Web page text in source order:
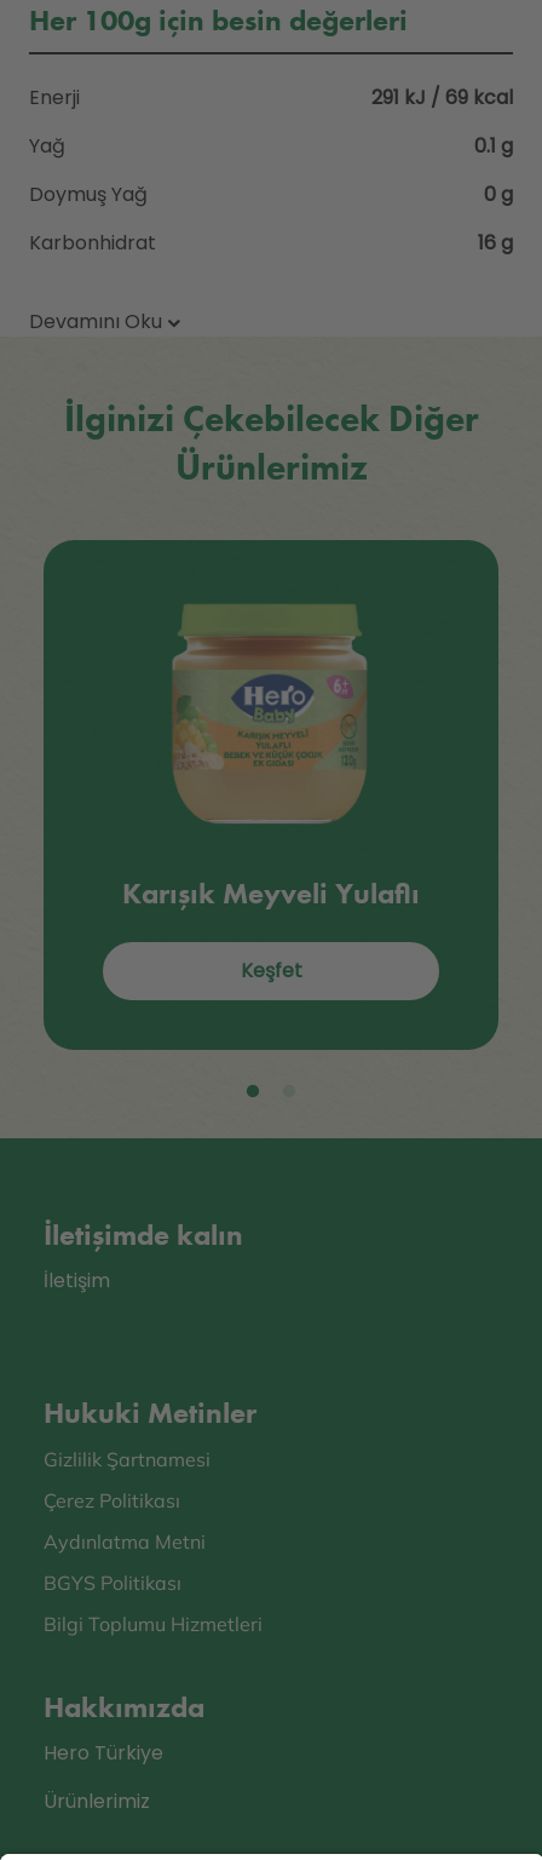
Her 100g için besin değerleri
Enerji
291 kJ / 69 kcal
Yağ
0.1 g
Doymuş Yağ
0 g
Karbonhidrat
16 g
Devamını Oku
İlginizi Çekebilecek Diğer
Ürünlerimiz
Karışık Meyveli Yulaflı
Keşfet
İletişimde kalın
İletişim
Hukuki Metinler
Gizlilik Şartnamesi
Çerez Politikası
Aydınlatma Metni
BGYS Politikası
Bilgi Toplumu Hizmetleri
Hakkımızda
Hero Türkiye
Ürünlerimiz